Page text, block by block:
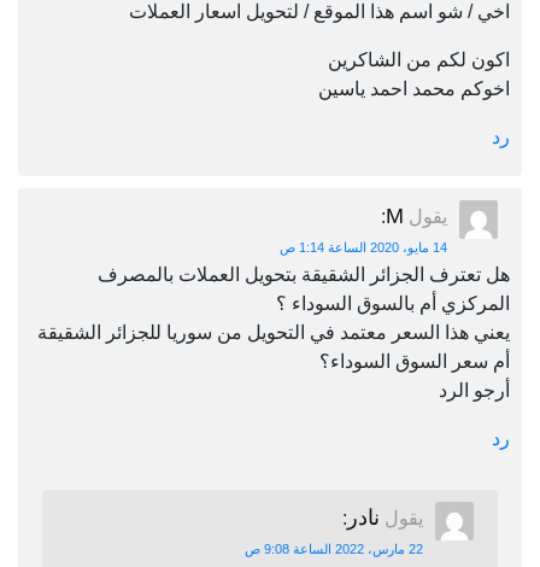
اخي / شو اسم هذا الموقع / لتحويل اسعار العملات
اكون لكم من الشاكرين
اخوكم محمد احمد ياسين
رد
يقول M
:
14 مايو، 2020 الساعة 1:14 ص
هل تعترف الجزائر الشقيقة بتحويل العملات بالمصرف
المركزي أم بالسوق السوداء ؟
يعني هذا السعر معتمد في التحويل من سوريا للجزائر الشقيقة
أم سعر السوق السوداء؟
أرجو الرد
رد
يقول نادر :
22 مارس، 2022 الساعة 9:08 ص